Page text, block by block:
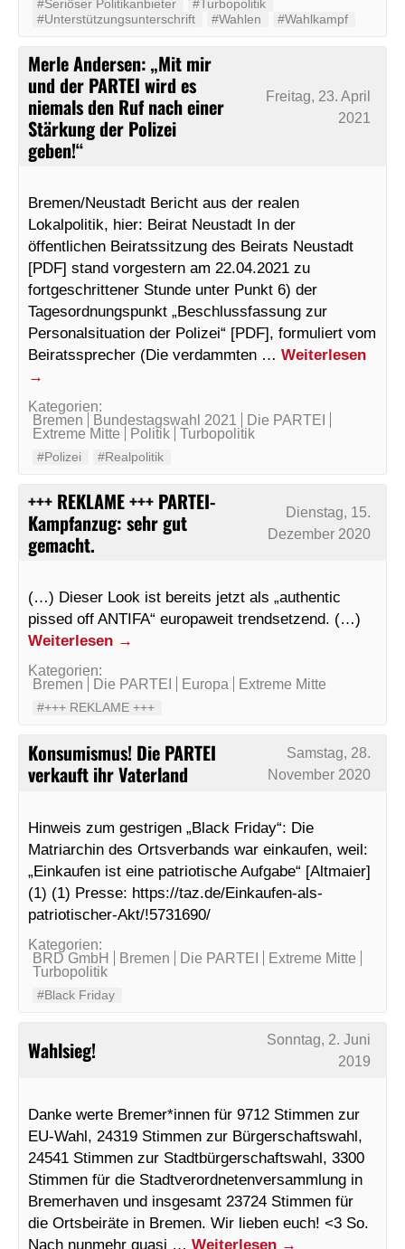
#Seriöser Politikanbieter
#Turbopolitik
#Unterstützungsunterschrift
#Wahlen #Wahlkampf
Merle Andersen: „Mit mir
und der PARTEI wird es
niemals den Ruf nach einer
Stärkung der Polizei
geben!“
Freitag, 23. April
2021
Bremen/Neustadt Bericht aus der realen
Lokalpolitik, hier: Beirat Neustadt In der
öffentlichen Beiratssitzung des Beirats Neustadt
[PDF] stand vorgestern am 22.04.2021 zu
fortgeschrittener Stunde unter Punkt 6) der
Tagesordnungspunkt „Beschlussfassung zur
Personalsituation der Polizei“ [PDF], formuliert vom
Beiratssprecher (Die verdammten … Weiterlesen
→
Kategorien:
Bremen
Bundestagswahl 2021
Die PARTEI
Extreme Mitte
Politik Turbopolitik
#Polizei #Realpolitik
+++ REKLAME +++ PARTEI-
Kampfanzug: sehr gut
gemacht.
Dienstag, 15.
Dezember 2020
(…) Dieser Look ist bereits jetzt als „authentic
pissed off ANTIFA“ europaweit trendsetzend. (…)
Weiterlesen →
Kategorien:
Bremen
Die PARTEI Europa Extreme Mitte
#+++ REKLAME +++
Konsumismus! Die PARTEI
verkauft ihr Vaterland
Samstag, 28.
November 2020
Hinweis zum gestrigen „Black Friday“: Die
Matriarchin des Ortsverbands war einkaufen, weil:
„Einkaufen ist eine patriotische Aufgabe“ [Altmaier]
(1) (1) Presse: https://taz.de/Einkaufen-als-
patriotischer-Akt/!5731690/
Kategorien:
BRD GmbH
Bremen Die PARTEI
Extreme Mitte
Turbopolitik
#Black Friday
Wahlsieg!
Sonntag, 2. Juni
2019
Danke werte Bremer*innen für 9712 Stimmen zur
EU-Wahl, 24319 Stimmen zur Bürgerschaftswahl,
24541 Stimmen zur Stadtbürgerschaftswahl, 3300
Stimmen für die Stadtverordnetenversammlung in
Bremerhaven und insgesamt 23724 Stimmen für
die Ortsbeiräte in Bremen. Wir lieben euch! <3 So.
Nach nunmehr quasi … Weiterlesen →